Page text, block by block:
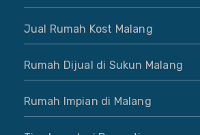
Jual Rumah Kost Malang
Rumah Dijual di Sukun Malang
Rumah Impian di Malang